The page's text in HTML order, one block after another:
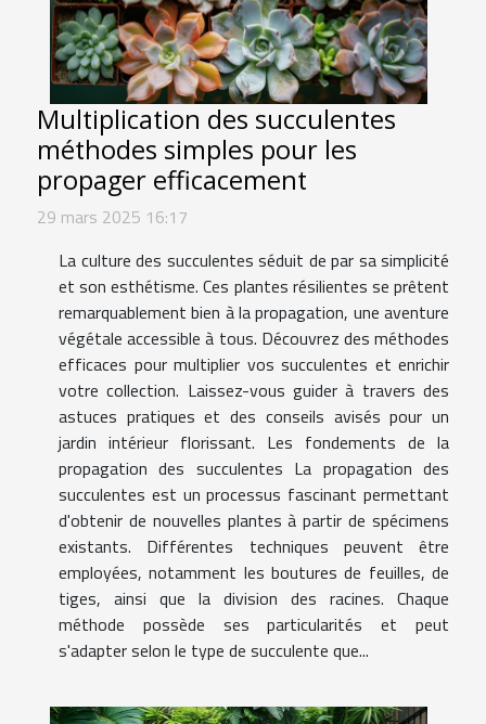
Multiplication des succulentes
méthodes simples pour les
propager efficacement
29 mars 2025 16:17
La culture des succulentes séduit de par sa simplicité
et son esthétisme. Ces plantes résilientes se prêtent
remarquablement bien à la propagation, une aventure
végétale accessible à tous. Découvrez des méthodes
efficaces pour multiplier vos succulentes et enrichir
votre collection. Laissez-vous guider à travers des
astuces pratiques et des conseils avisés pour un
jardin intérieur florissant. Les fondements de la
propagation des succulentes La propagation des
succulentes est un processus fascinant permettant
d'obtenir de nouvelles plantes à partir de spécimens
existants. Différentes techniques peuvent être
employées, notamment les boutures de feuilles, de
tiges, ainsi que la division des racines. Chaque
méthode possède ses particularités et peut
s'adapter selon le type de succulente que...